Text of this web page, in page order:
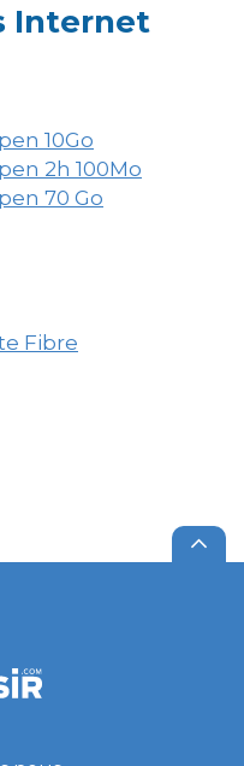
Internet
10Go
2h 100Mo
70 Go
Fibre